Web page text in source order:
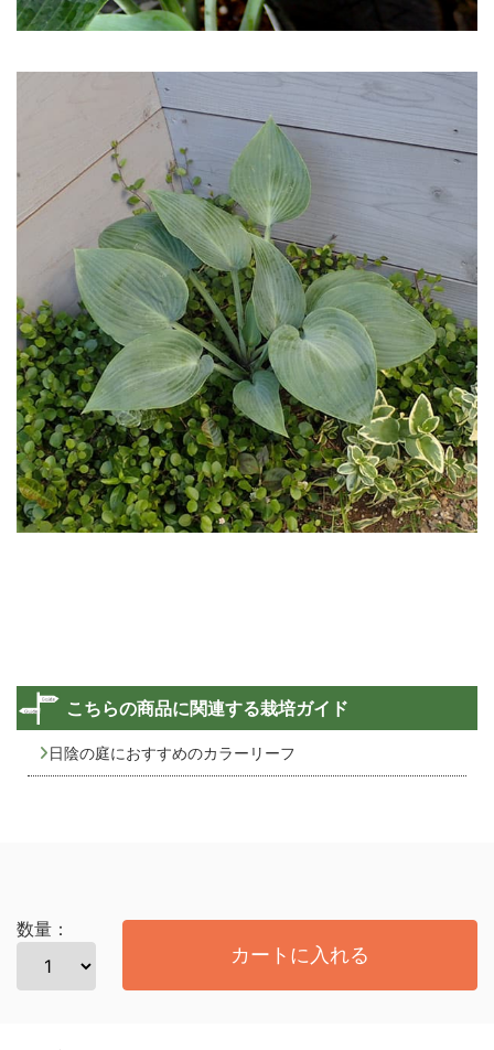
こちらの商品に関連する栽培ガイド
日陰の庭におすすめのカラーリーフ
数量：
カートに入れる